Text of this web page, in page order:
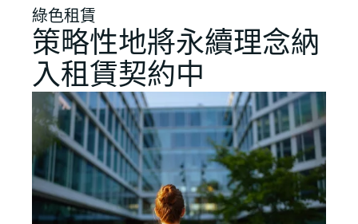
綠色租賃
策略性地將永續理念納
入租賃契約中